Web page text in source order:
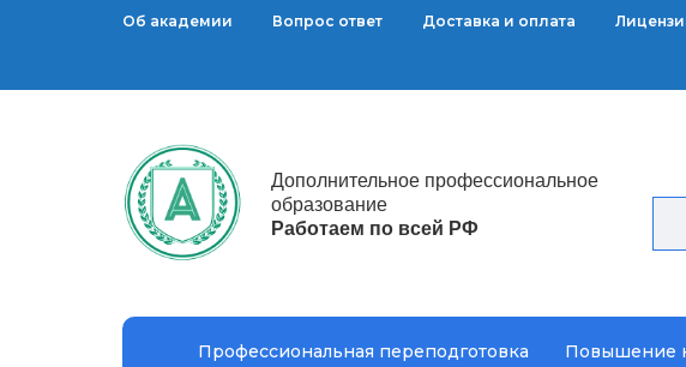
Доставка и оплата
Вопрос ответ
Об академии
Дополнительное профессиональное
образование
Работаем по всей РФ
Профессиональная переподготовка Повышение